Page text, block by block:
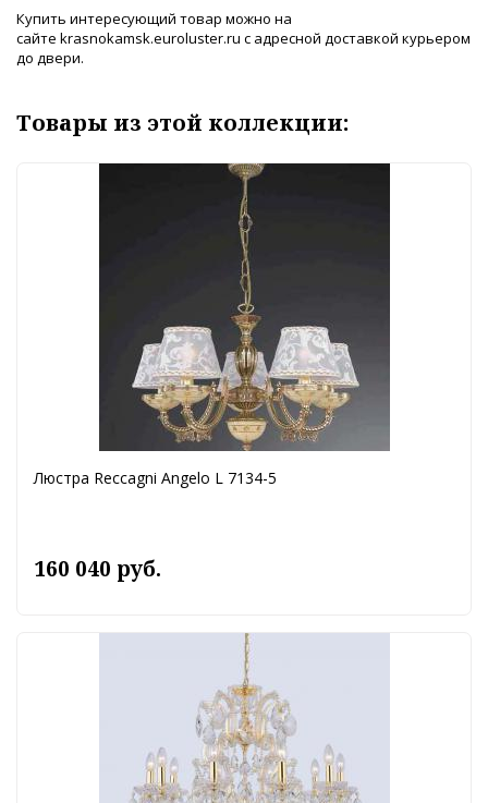
Купить интересующий товар можно на
сайте krasnokamsk.euroluster.ru с адресной доставкой курьером
до двери.
Товары из этой коллекции:
Люстра Reccagni Angelo L 7134-5
160 040 руб.